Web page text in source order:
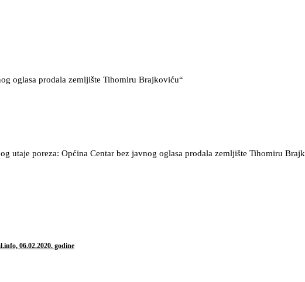
oglasa prodala zemljište Tihomiru Brajkoviću“
utaje poreza: Općina Centar bez javnog oglasa prodala zemljište Tihomiru
06.02.2020. godine